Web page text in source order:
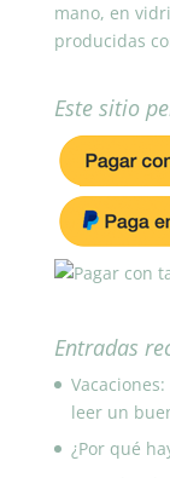
mano, en
producidas
Este sitio
Entradas
leer un
¿Por qué